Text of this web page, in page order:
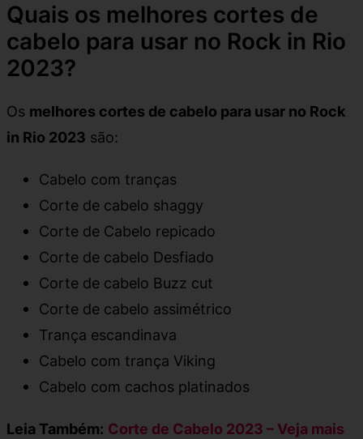
Quais os melhores cortes de
cabelo para usar no Rock in Rio
2023?
Os melhores cortes de cabelo para usar no Rock
in Rio 2023 são:
Cabelo com tranças
Corte de cabelo shaggy
Corte de Cabelo repicado
Corte de cabelo Desfiado
Corte de cabelo Buzz cut
Corte de cabelo assimétrico
Trança escandinava
Cabelo com trança Viking
Cabelo com cachos platinados
Leia Também: Corte de Cabelo 2023 – Veja mais